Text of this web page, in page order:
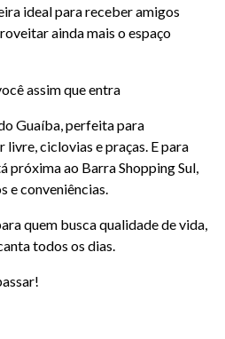
ideal para receber amigos
ainda mais o espaço
assim que entra
Guaíba, perfeita para
livre, ciclovias e praças. E para
próxima ao Barra Shopping Sul,
e conveniências.
quem busca qualidade de vida,
todos os dias.